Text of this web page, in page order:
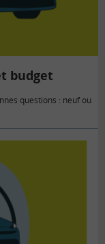
budget
questions : neuf ou